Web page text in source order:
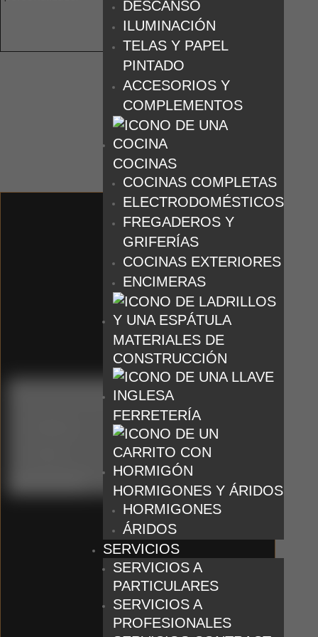
DESCANSO
ILUMINACIÓN
TELAS Y PAPEL
PINTADO
ACCESORIOS Y
COMPLEMENTOS
COCINAS
COCINAS COMPLETAS
ELECTRODOMÉSTICOS
FREGADEROS Y
GRIFERÍAS
COCINAS EXTERIORES
ENCIMERAS
MATERIALES DE
CONSTRUCCIÓN
FERRETERÍA
HORMIGONES Y ÁRIDOS
HORMIGONES
ÁRIDOS
SERVICIOS
SERVICIOS A
PARTICULARES
SERVICIOS A
PROFESIONALES